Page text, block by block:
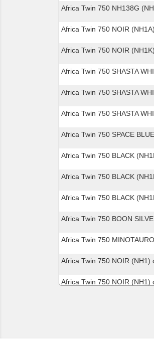
Africa Twin 750 NH138G
Africa Twin 750 NOIR
Africa Twin 750 NOIR
Africa Twin 750 SHASTA
Africa Twin 750 SHASTA
Africa Twin 750 SHASTA
Africa Twin 750 SPACE
Africa Twin 750 BLACK
Africa Twin 750 BLACK
Africa Twin 750 BLACK
Africa Twin 750 BOON
Africa Twin 750
Africa Twin 750 NOIR (NH1)
Africa Twin 750 NOIR (NH1)